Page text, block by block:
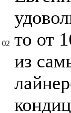
02 то от
из